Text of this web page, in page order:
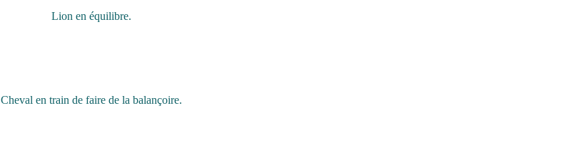
Lion en équilibre.
Cheval en train de faire de la balançoire.